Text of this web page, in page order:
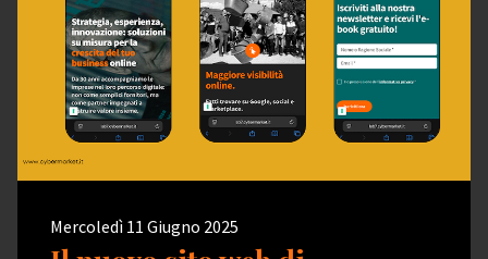
Mercoledì 11 Giugno 2025